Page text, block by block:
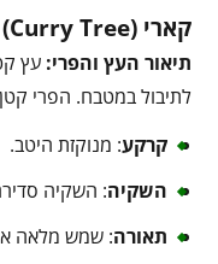
קארי (Curry Tree)
תיאור העץ והפרי:עץ
לתיבול במטבח. הפרי
קרקע: מנוקזת היטב.
השקיה: השקיה
תאורה: שמש מלאה